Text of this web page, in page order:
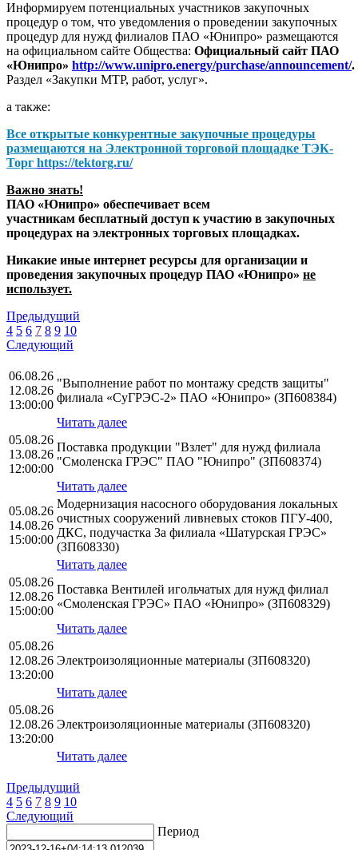
Информируем потенциальных участников закупочных
процедур о том, что уведомления о проведении закупочных
процедур для нужд филиалов ПАО «Юнипро» размещаются
на официальном сайте Общества: Официальный сайт ПАО
«Юнипро» http://www.unipro.energy/purchase/announcement/.
Раздел «Закупки МТР, работ, услуг».
а также:
Все открытые конкурентные закупочные процедуры
размещаются на Электронной торговой площадке ТЭК-
Торг https://tektorg.ru/
Важно знать!
ПАО «Юнипро» обеспечивает всем
участникам бесплатный доступ к участию в закупочных
процедурах на электронных торговых площадках.
Никакие иные интернет ресурсы для организации и
проведения закупочных процедур ПАО «Юнипро» не
использует.
Предыдущий
4 5 6 7 8 9 10
Следующий
06.08.26
12.08.26
13:00:00
"Выполнение работ по монтажу средств защиты"
филиала «СуГРЭС-2» ПАО «Юнипро» (ЗП608384)
Читать далее
05.08.26
13.08.26
12:00:00
Поставка продукции "Взлет" для нужд филиала
"Смоленска ГРЭС" ПАО "Юнипро" (ЗП608374)
Читать далее
05.08.26
14.08.26
15:00:00
Модернизация насосного оборудования локальных
очистных сооружений ливневых стоков ПГУ-400,
ДКС, подучастка 3а филиала «Шатурская ГРЭС»
(ЗП608330)
Читать далее
05.08.26
12.08.26
15:00:00
Поставка Вентилей игольчатых для нужд филиал
«Смоленская ГРЭС» ПАО «Юнипро» (ЗП608329)
Читать далее
05.08.26
12.08.26
13:20:00
Электроизоляционные материалы (ЗП608320)
Читать далее
05.08.26
12.08.26
13:20:00
Электроизоляционные материалы (ЗП608320)
Читать далее
Предыдущий
4 5 6 7 8 9 10
Следующий
Период